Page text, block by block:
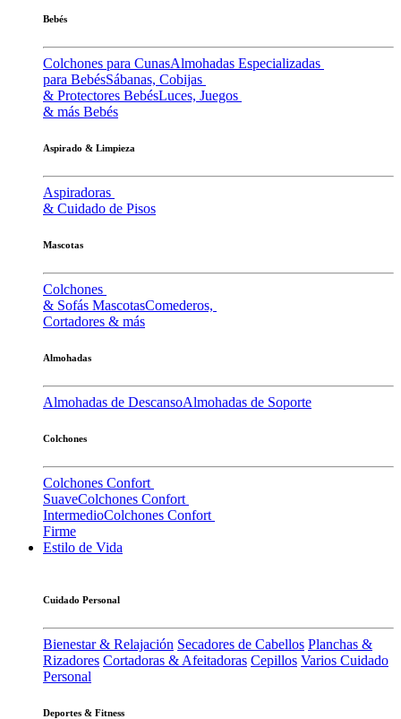
Bebés
Colchones para CunasAlmohadas Especializadas
para BebésSábanas, Cobijas
& Protectores BebésLuces, Juegos
& más Bebés
Aspirado & Limpieza
Aspiradoras
& Cuidado de Pisos
Mascotas
Colchones
& Sofás MascotasComederos,
Cortadores & más
Almohadas
Almohadas de DescansoAlmohadas de Soporte
Colchones
Colchones Confort
SuaveColchones Confort
IntermedioColchones Confort
Firme
Estilo de Vida
Cuidado Personal
Bienestar & Relajación Secadores de Cabellos Planchas &
Rizadores Cortadoras & Afeitadoras Cepillos Varios Cuidado
Personal
Deportes & Fitness